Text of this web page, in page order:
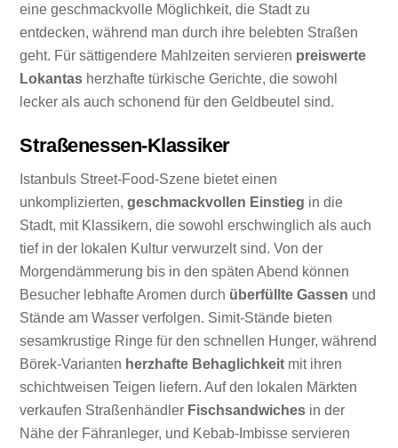
eine geschmackvolle Möglichkeit, die Stadt zu
entdecken, während man durch ihre belebten Straßen
geht. Für sättigendere Mahlzeiten servieren preiswerte
Lokantas herzhafte türkische Gerichte, die sowohl
lecker als auch schonend für den Geldbeutel sind.
Straßenessen-Klassiker
Istanbuls Street-Food-Szene bietet einen
unkomplizierten,geschmackvollen Einstieg in die
Stadt, mit Klassikern, die sowohl erschwinglich als auch
tief in der lokalen Kultur verwurzelt sind. Von der
Morgendämmerung bis in den späten Abend können
Besucher lebhafte Aromen durch überfüllte Gassen und
Stände am Wasser verfolgen. Simit-Stände bieten
sesamkrustige Ringe für den schnellen Hunger, während
Börek-Varianten herzhafte Behaglichkeit mit ihren
schichtweisen Teigen liefern. Auf den lokalen Märkten
verkaufen Straßenhändler Fischsandwiches in der
Nähe der Fähranleger, und Kebab-Imbisse servieren